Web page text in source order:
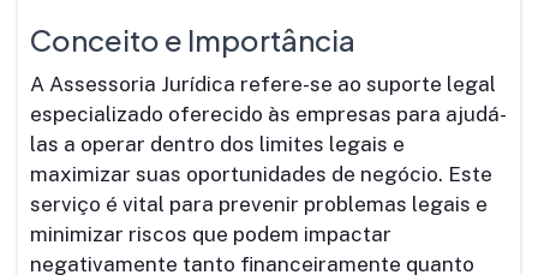
Conceito e Importância
A Assessoria Jurídica refere-se ao suporte legal
especializado oferecido às empresas para ajudá-
las a operar dentro dos limites legais e
maximizar suas oportunidades de negócio. Este
serviço é vital para prevenir problemas legais e
minimizar riscos que podem impactar
negativamente tanto financeiramente quanto